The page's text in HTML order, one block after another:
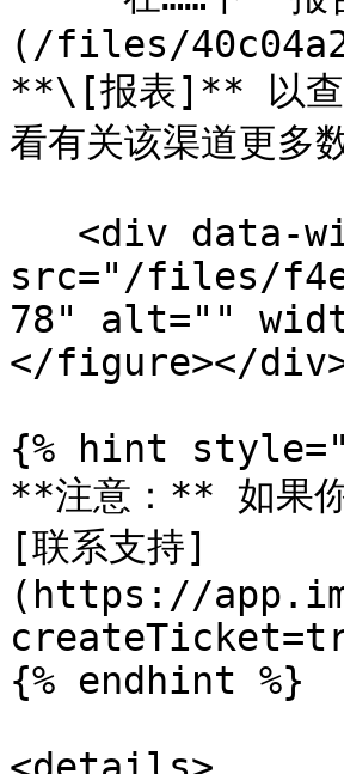
(/files/
**\[报表]** 以查
看有关该渠道更
src="/files/
78" alt=""
</figure></
{% hint
**注意：** 如果你
[联系支持]
(https://
{% endhint %}